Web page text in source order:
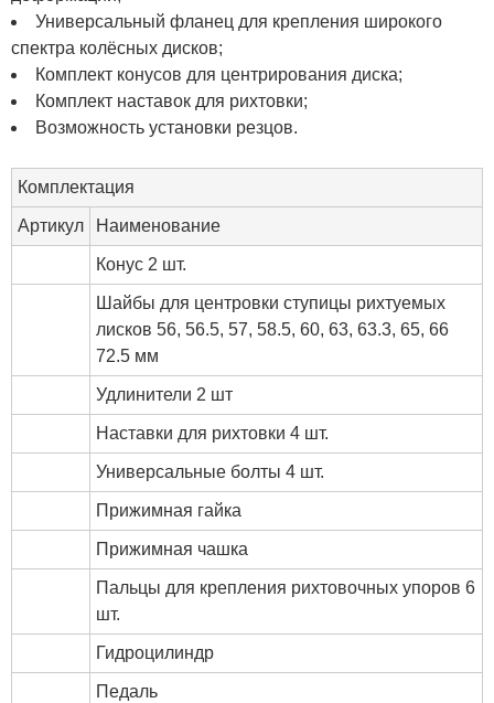
Универсальный фланец для крепления широкого
спектра колёсных дисков;
Комплект конусов для центрирования диска;
Комплект наставок для рихтовки;
Возможность установки резцов.
Комплектация
Артикул Наименование
Конус 2 шт.
Шайбы для центровки ступицы рихтуемых
лисков 56, 56.5, 57, 58.5, 60, 63, 63.3, 65, 66
72.5 мм
Удлинители 2 шт
Наставки для рихтовки 4 шт.
Универсальные болты 4 шт.
Прижимная гайка
Прижимная чашка
Пальцы для крепления рихтовочных упоров 6
шт.
Гидроцилиндр
Педаль